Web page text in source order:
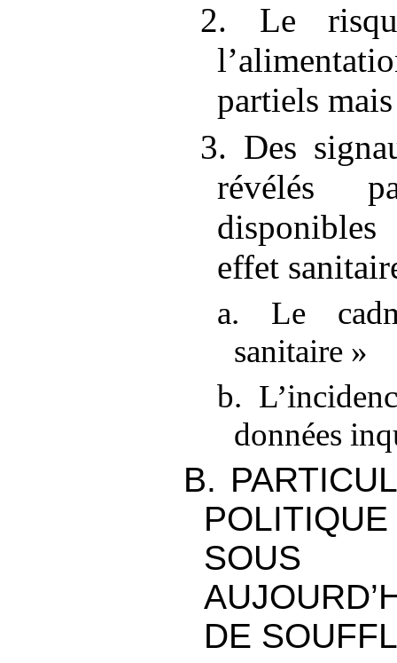
2. Le
partiels
3. Des
révélés
effet
a. Le
sanitaire »
b.
données
B.
SOUS
DE